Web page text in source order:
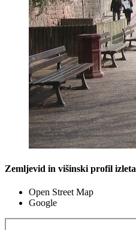
Zemljevid in višinski profil izleta
Open Street Map
Google